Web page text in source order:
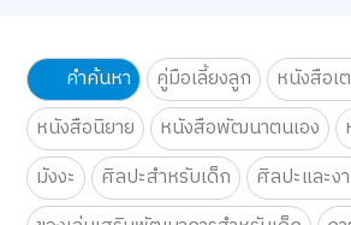
1 2 3 4 …
คำค้นหา คู่มือเลี้ยงลูก
หนังสือเ